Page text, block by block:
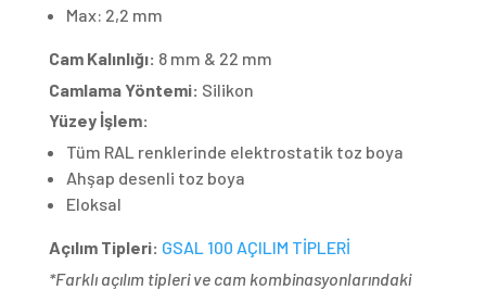
Max: 2,2 mm
Cam Kalınlığı: 8 mm & 22 mm
Camlama Yöntemi: Silikon
Yüzey İşlem:
Tüm RAL renklerinde elektrostatik toz boya
Ahşap desenli toz boya
Eloksal
Açılım Tipleri: GSAL 100 AÇILIM TİPLERİ
*Farklı açılım tipleri ve cam kombinasyonlarındaki